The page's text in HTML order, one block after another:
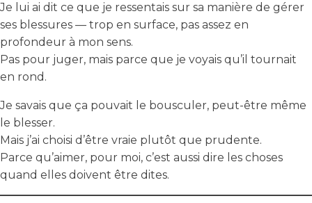
Je lui ai dit ce que je ressentais sur sa manière de gérer
ses blessures — trop en surface, pas assez en
profondeur à mon sens.
Pas pour juger, mais parce que je voyais qu’il tournait
en rond.
Je savais que ça pouvait le bousculer, peut-être même
le blesser.
Mais j’ai choisi d’être vraie plutôt que prudente.
Parce qu’aimer, pour moi, c’est aussi dire les choses
quand elles doivent être dites.